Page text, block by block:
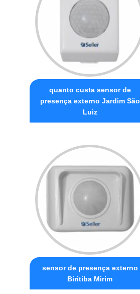
quanto custa sensor de
presença externo Jardim São
Luiz
sensor de presença externo
Biritiba Mirim